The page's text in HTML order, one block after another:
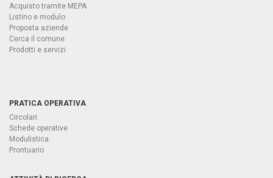
Acquisto tramite MEPA
Listino e modulo
Proposta aziende
Cerca il comune
Prodotti e servizi
PRATICA OPERATIVA
Circolari
Schede operative
Modulistica
Prontuario